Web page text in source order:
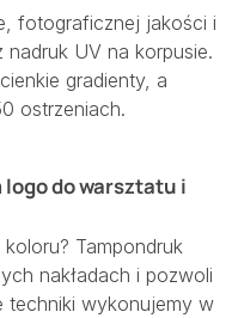
fotograficznej jakości i
UV na korpusie.
gradienty, a
ostrzeniach.
do warsztatu i
Tampondruk
nakładach i pozwoli
techniki wykonujemy w